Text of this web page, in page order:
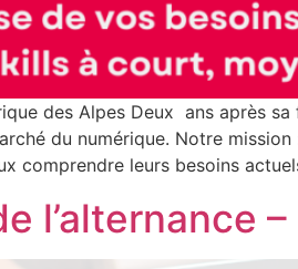
des Alpes Deux ans après
du numérique. Notre
comprendre leurs besoins
l’alternance